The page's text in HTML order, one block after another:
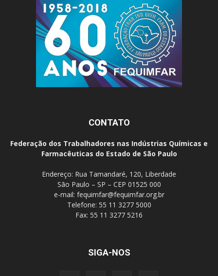
CONTATO
Federação dos Trabalhadores nas Indústrias Químicas e
Farmacêuticas do Estado de São Paulo
Endereço: Rua Tamandaré, 120, Liberdade
São Paulo – SP – CEP 01525 000
e-mail: fequimfar@fequimfar.org.br
Telefone: 55 11 3277 5000
Fax: 55 11 3277 5216
SIGA-NOS